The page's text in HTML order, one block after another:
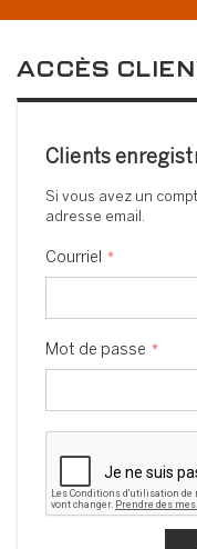
ACCÈS
Clients
Si vous avez un
adresse email.
Courriel
Mot de passe